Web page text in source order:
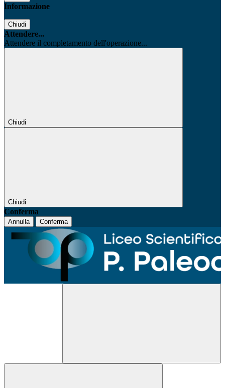
Informazione
Chiudi
Attendere...
Attendere il completamento dell'operazione...
Chiudi
Chiudi
Conferma
Annulla Conferma